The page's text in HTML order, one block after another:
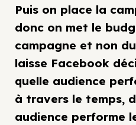
Puis on place la
donc on met le
campagne et non
laisse Facebook
quelle audience
à travers le temps,
audience performe